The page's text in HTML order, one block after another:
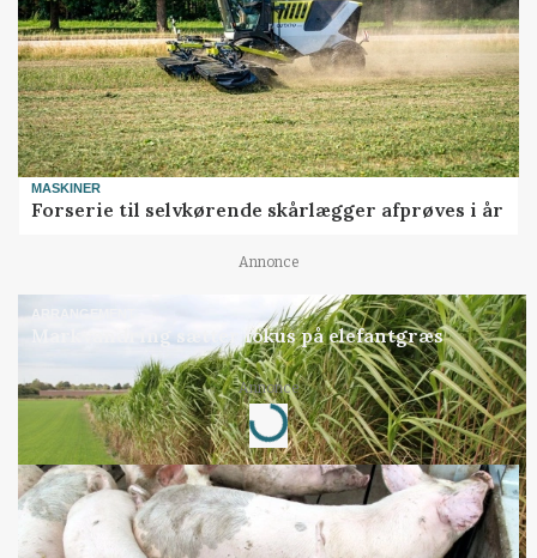
MASKINER
Forserie til selvkørende skårlægger afprøves i år
Annonce
ARRANGEMENT
Markvandring sætter fokus på elefantgræs
Annonce
Loading...